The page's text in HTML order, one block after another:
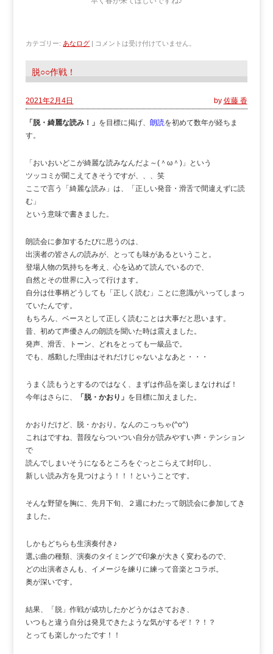
カテゴリー: あなログ | コメントは受け付けていません。
脱○○作戦！
2021年2月4日 by 佐藤 香
「脱・綺麗な読み！」 を目標に掲げ、朗読を初めて数年が経ちま
す。
「おいおいどこが綺麗な読みなんだよ～(＾ω＾)」という
ツッコミが聞こえてきそうですが、、、笑
ここで言う「綺麗な読み」は、「正しい発音・滑舌で間違えずに読
む」
という意味で書きました。
朗読会に参加するたびに思うのは、
出演者の皆さんの読みが、とっても味があるということ。
登場人物の気持ちを考え、心を込めて読んでいるので、
自然とその世界に入って行けます。
自分は仕事柄どうしても「正しく読む」ことに意識がいってしまっ
ていたんです。
もちろん、ベースとして正しく読むことは大事だと思います。
昔、初めて声優さんの朗読を聞いた時は震えました。
発声、滑舌、トーン、どれをとっても一級品で。
でも、感動した理由はそれだけじゃないよなあと・・・
うまく読もうとするのではなく、まずは作品を楽しまなければ！
今年はさらに、
「脱・かおり」 を目標に加えました。
かおりだけど、脱・かおり。なんのこっちゃ(^o^)
これはですね、普段ならついつい自分が読みやすい声・テンション
で
読んでしまいそうになるところをぐっとこらえて封印し、
新しい読み方を見つけよう！！！ということです。
そんな野望を胸に、先月下旬、２週にわたって朗読会に参加してき
ました。
しかもどちらも生演奏付き♪
選ぶ曲の種類、演奏のタイミングで印象が大きく変わるので、
どの出演者さんも、イメージを練りに練って音楽とコラボ。
奥が深いです。
結果、「脱」作戦が成功したかどうかはさておき、
いつもと違う自分は発見できたような気がするぞ！？！？
とっても楽しかったです！！